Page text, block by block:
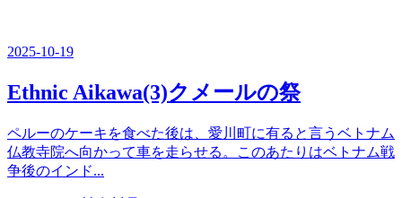
2025-10-19
Ethnic Aikawa(3)クメールの祭
ペルーのケーキを食べた後は、愛川町に有ると言うベトナム
仏教寺院へ向かって車を走らせる。このあたりはベトナム戦
争後のインド...